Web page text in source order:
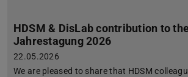
HDSM & DisLab contribution to
Jahrestagung 2026
22.05.2026
We are pleased to share that HDSM